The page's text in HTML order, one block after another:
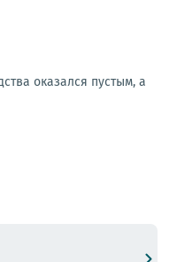
оказался пустым, а